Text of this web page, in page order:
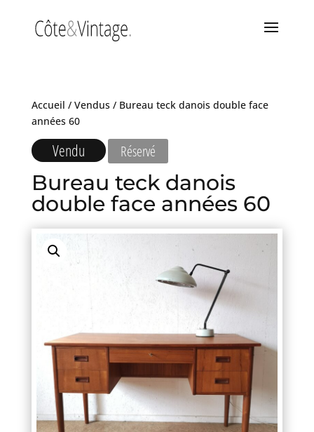
Accueil / Vendus/ Bureau teck danois double face
années 60
Vendu Réservé
Bureau teck danois
double face années 60